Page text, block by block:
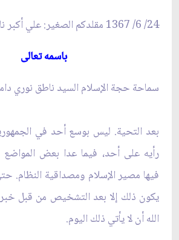
24/ 6/ 1367 مقلدكم الصغير: علي أكبر ناطق نوري‏
باسمه تعالى‏
سماحة حجة الإسلام السيد ناطق نوري
بعد التحية. ليس بوسع أحد في
رأيه على أحد، فيما عدا بعض المواضع
فيها مصير الإسلام ومصداقية النظام.
يكون ذلك إلا بعد التشخيص من قبل
الله أن لا يأتي ذلك اليوم.